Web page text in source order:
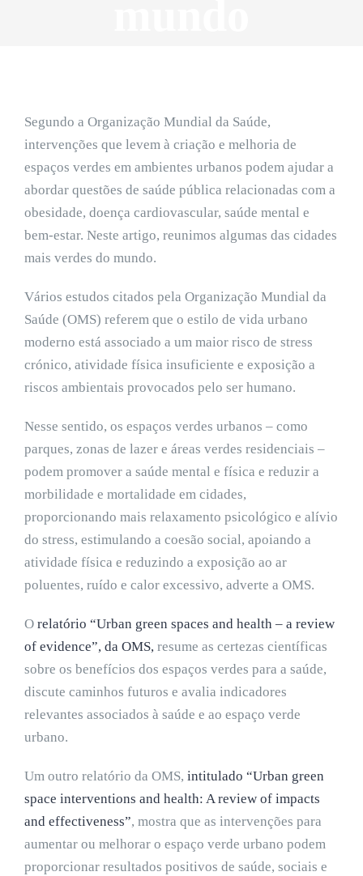
Segundo a Organização Mundial da Saúde,
intervenções que levem à criação e melhoria de
espaços verdes em ambientes urbanos podem ajudar a
abordar questões de saúde pública relacionadas com a
obesidade, doença cardiovascular, saúde mental e
bem-estar. Neste artigo, reunimos algumas das cidades
mais verdes do mundo.
Vários estudos citados pela Organização Mundial da
Saúde (OMS) referem que o estilo de vida urbano
moderno está associado a um maior risco de stress
crónico, atividade física insuficiente e exposição a
riscos ambientais provocados pelo ser humano.
Nesse sentido, os espaços verdes urbanos – como
parques, zonas de lazer e áreas verdes residenciais –
podem promover a saúde mental e física e reduzir a
morbilidade e mortalidade em cidades,
proporcionando mais relaxamento psicológico e alívio
do stress, estimulando a coesão social, apoiando a
atividade física e reduzindo a exposição ao ar
poluentes, ruído e calor excessivo, adverte a OMS.
O relatório “Urban green spaces and health – a review
of evidence”, da OMS, resume as certezas científicas
sobre os benefícios dos espaços verdes para a saúde,
discute caminhos futuros e avalia indicadores
relevantes associados à saúde e ao espaço verde
urbano.
Um outro relatório da OMS, intitulado “Urban green
space interventions and health: A review of impacts
and effectiveness”, mostra que as intervenções para
aumentar ou melhorar o espaço verde urbano podem
proporcionar resultados positivos de saúde, sociais e